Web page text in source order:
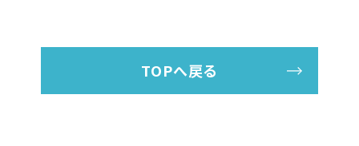
TOPへ戻る